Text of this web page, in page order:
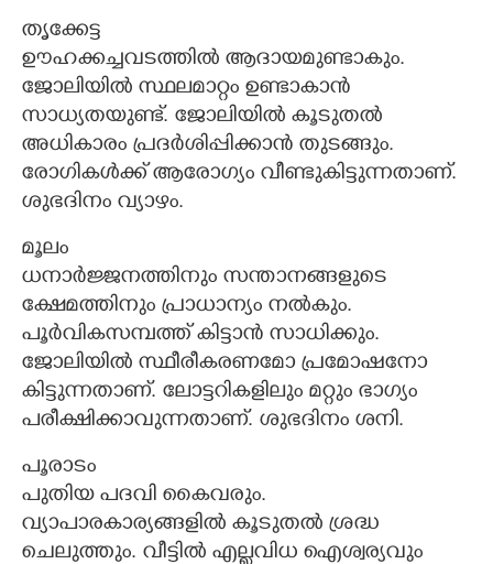
തൃക്കേട്ട
ഊഹക്കച്ചവടത്തിൽ ആദായമുണ്ടാകും.
ജോലിയിൽ സ്ഥലമാറ്റം ഉണ്ടാകാൻ
സാധ്യതയുണ്ട്. ജോലിയിൽ കൂടുതൽ
അധികാരം പ്രദർശിപ്പിക്കാൻ തുടങ്ങും.
രോഗികൾക്ക് ആരോഗ്യം വീണ്ടുകിട്ടുന്നതാണ്.
ശുഭദിനം വ്യാഴം.
മൂലം
ധനാർജ്ജനത്തിനും സന്താനങ്ങളുടെ
ക്ഷേമത്തിനും പ്രാധാന്യം നൽകും.
പൂർവികസമ്പത്ത് കിട്ടാൻ സാധിക്കും.
ജോലിയിൽ സ്ഥീരീകരണമോ പ്രമോഷനോ
കിട്ടുന്നതാണ്. ലോട്ടറികളിലും മറ്റും ഭാഗ്യം
പരീക്ഷിക്കാവുന്നതാണ്. ശുഭദിനം ശനി.
പൂരാടം
പുതിയ പദവി കൈവരും.
വ്യാപാരകാര്യങ്ങളിൽ കൂടുതൽ ശ്രദ്ധ
ചെലുത്തും. വീട്ടിൽ എല്ലവിധ ഐശ്വര്യവും